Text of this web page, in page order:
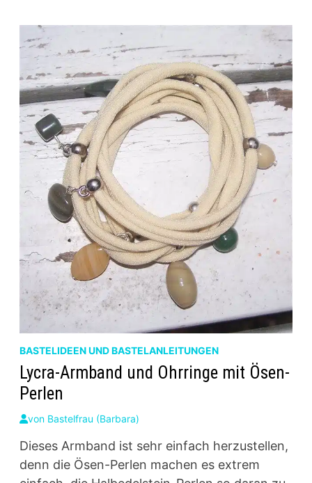
BASTELIDEEN UND BASTELANLEITUNGEN
Lycra-Armband und Ohrringe mit Ösen-
Perlen
von Bastelfrau (Barbara)
Dieses Armband ist sehr einfach herzustellen,
denn die Ösen-Perlen machen es extrem